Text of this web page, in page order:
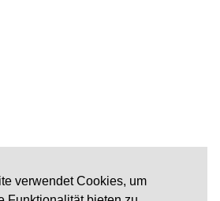
verwendet Cookies, um